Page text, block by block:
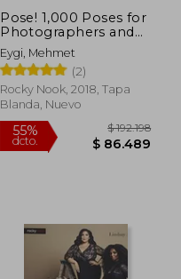
55% $
Pose! 1,000 Poses for
Photographers and
Models (en Inglés)
Eygi, Mehmet
(2)
Rocky Nook, 2018, Tapa
Blanda, Nuevo